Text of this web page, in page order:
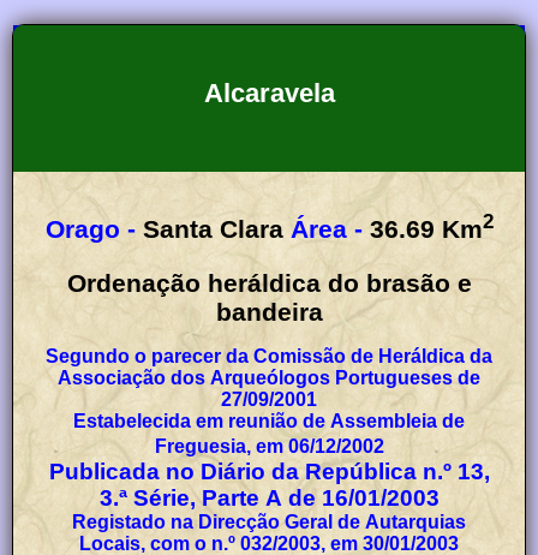
Alcaravela
Orago - Santa Clara Área - 36.69 Km2
Ordenação heráldica do brasão e
bandeira
Segundo o parecer da Comissão de Heráldica da
Associação dos Arqueólogos Portugueses de
27/09/2001
Estabelecida em reunião de Assembleia de
Freguesia, em 06/12/2002
Publicada no Diário da República n.º 13,
3.ª Série, Parte A de 16/01/2003
Registado na Direcção Geral de Autarquias
Locais, com o n.º 032/2003, em 30/01/2003